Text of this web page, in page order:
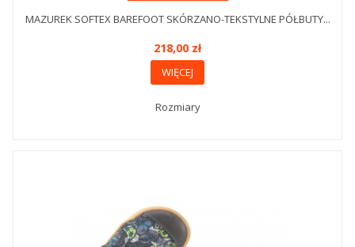
MAZUREK SOFTEX BAREFOOT SKÓRZANO-TEKSTYLNE PÓŁBUTY...
218,00 zł
WIĘCEJ
Rozmiary